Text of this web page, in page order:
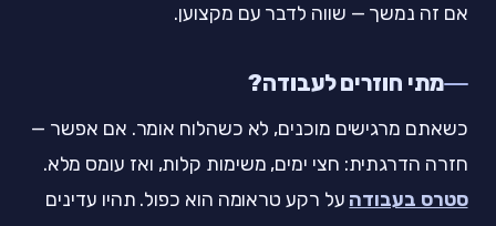
אם זה נמשך — שווה לדבר עם מקצוען.
מתי חוזרים לעבודה?
כשאתם מרגישים מוכנים, לא כשהלוח אומר. אם אפשר —
חזרה הדרגתית: חצי ימים, משימות קלות, ואז עומס מלא.
סטרס בעבודה על רקע טראומה הוא כפול. תהיו עדינים